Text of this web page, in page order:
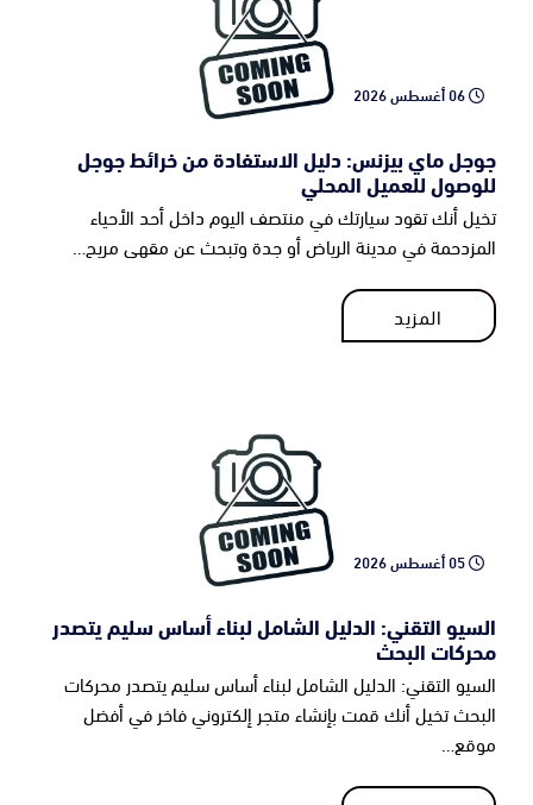
06 أغسطس 2026
جوجل ماي بيزنس: دليل الاستفادة من خرائط جوجل
للوصول للعميل المحلي
تخيل أنك تقود سيارتك في منتصف اليوم داخل أحد الأحياء
المزدحمة في مدينة الرياض أو جدة وتبحث عن مقهى مريح…
المزيد
المزيد
05 أغسطس 2026
السيو التقني: الدليل الشامل لبناء أساس سليم يتصدر
محركات البحث
السيو التقني: الدليل الشامل لبناء أساس سليم يتصدر محركات
البحث تخيل أنك قمت بإنشاء متجر إلكتروني فاخر في أفضل
موقع…